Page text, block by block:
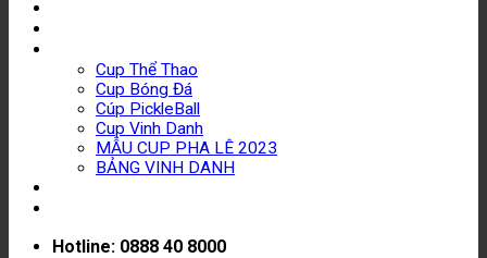
Cup Thể Thao
Cup Bóng Đá
Cúp PickleBall
Cup Vinh Danh
MẪU CUP PHA LÊ 2023
BẢNG VINH DANH
Hotline: 0888 40 8000